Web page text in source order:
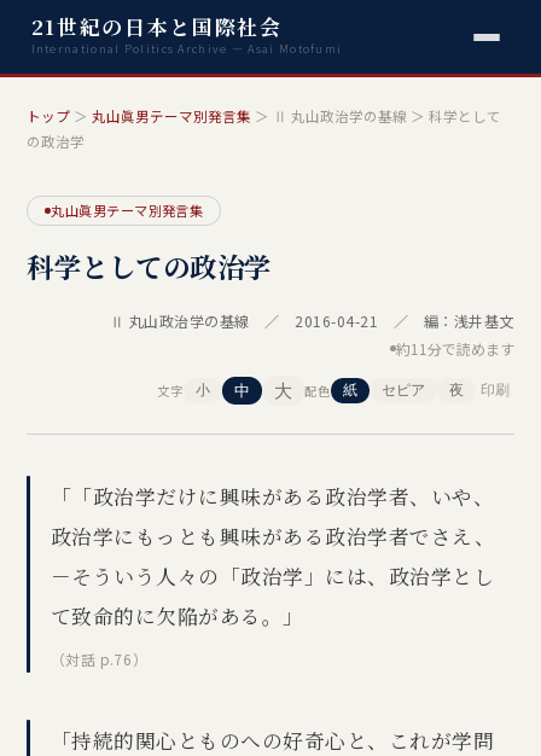
21世紀の日本と国際社会
International Politics Archive — Asai Motofumi
トップ ＞丸山眞男テーマ別発言集 ＞ Ⅱ 丸山政治学の基線 ＞ 科学として
の政治学
丸山眞男テーマ別発言集
科学としての政治学
Ⅱ 丸山政治学の基線 ／ 2016-04-21 ／ 編：浅井基文
約11分で読めます
文字 小 中 大 配色 紙 セピア 夜 印刷
「「政治学だけに興味がある政治学者、いや、
政治学にもっとも興味がある政治学者でさえ、
－そういう人々の「政治学」には、政治学とし
て致命的に欠陥がある。」
（対話 p.76）
「持続的関心とものへの好奇心と、これが学問